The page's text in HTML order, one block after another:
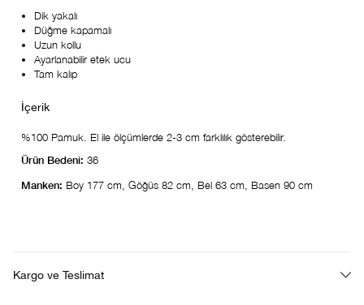
Dik yakalı
Düğme kapamalı
Uzun kollu
Ayarlanabilir etek ucu
Tam kalıp
%100 Pamuk. El ile ölçümlerde 2-3 cm farklılık gösterebilir.
Ürün Bedeni: 36
Manken: Boy 177 cm, Göğüs 82 cm, Bel 63 cm, Basen 90 cm
Kargo ve Teslimat